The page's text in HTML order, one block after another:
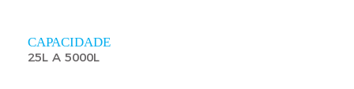
CAPACIDADE
25L A 5000L